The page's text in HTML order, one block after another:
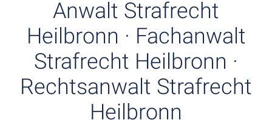
Anwalt Strafrecht
Heilbronn · Fachanwalt
Strafrecht Heilbronn ·
Rechtsanwalt Strafrecht
Heilbronn